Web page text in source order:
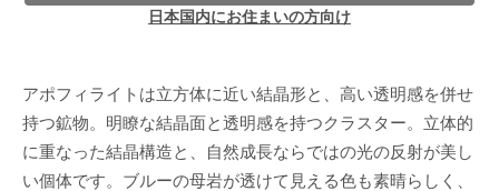
日本国内にお住まいの方向け
アポフィライトは立方体に近い結晶形と、高い透明感を併せ
持つ鉱物。明瞭な結晶面と透明感を持つクラスター。立体的
に重なった結晶構造と、自然成長ならではの光の反射が美し
い個体です。ブルーの母岩が透けて見える色も素晴らしく、